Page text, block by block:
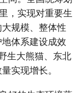
，实现对重要生
规模、整体性
体系建设成效
生大熊猫、东北
实现增长。